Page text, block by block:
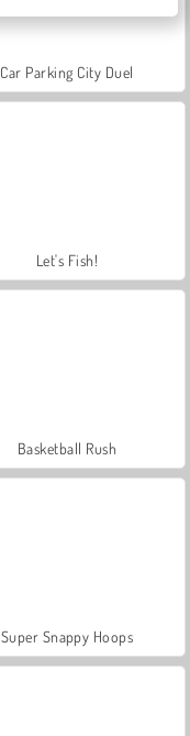
Car Parking City Duel
Let's Fish!
Basketball Rush
Super Snappy Hoops